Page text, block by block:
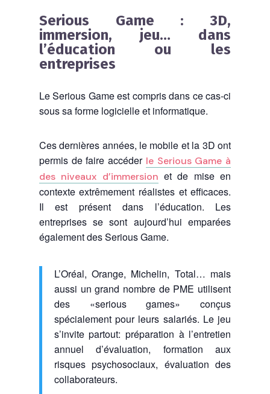
Serious Game : 3D,
immersion, jeu… dans
l’éducation ou les
entreprises
Le Serious Game est compris dans ce cas-ci
sous sa forme logicielle et informatique.
Ces dernières années, le mobile et la 3D ont
permis de faire accéder le Serious Game à
des niveaux d’immersion et de mise en
contexte extrêmement réalistes et efficaces.
Il est présent dans l’éducation. Les
entreprises se sont aujourd’hui emparées
également des Serious Game.
L’Oréal, Orange, Michelin, Total… mais
aussi un grand nombre de PME utilisent
des «serious games» conçus
spécialement pour leurs salariés. Le jeu
s’invite partout: préparation à l’entretien
annuel d’évaluation, formation aux
risques psychosociaux, évaluation des
collaborateurs.